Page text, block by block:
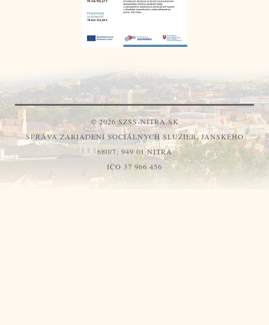
© 2026 SZSS-NITRA.SK
SPRÁVA ZARIADENÍ SOCIÁLNYCH SLUŽIEB, JANSKÉHO
680/7, 949 01 NITRA
IČO 37 966 456